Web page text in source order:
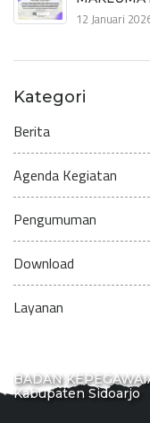
12 Januari
Kategori
Berita
Agenda Kegiatan
Pengumuman
Download
Layanan
BADAN
Kabupaten Sidoarjo